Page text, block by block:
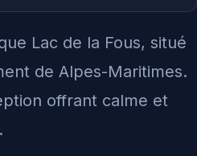
Lac de la Fous, situé
de Alpes-Maritimes.
offrant calme et